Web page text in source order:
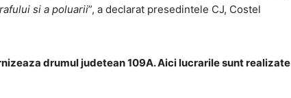
si a poluarii”, a declarat presedintele CJ, Costel
drumul judetean 109A. Aici lucrarile sunt realizate